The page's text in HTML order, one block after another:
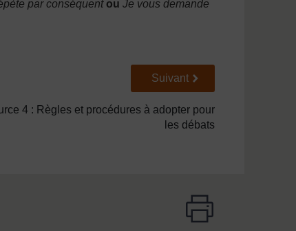
par conséquent ou Je vous demande
Suivant
Suivant
4 : Règles et procédures à adopter pour
les débats